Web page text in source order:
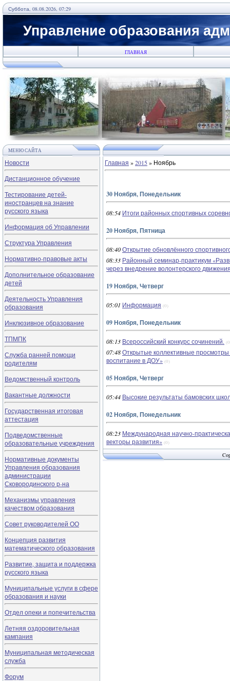
Суббота, 08.08.2026, 07:29
Управление образования
ГЛАВНАЯ
МЕНЮ САЙТА
Новости
Дистанционное обучение
Тестирование детей-
иностранцев на знание
русского языка
Информация об Управлении
Структура Управления
Нормативно-правовые акты
Дополнительное образование
детей
Деятельность Управления
образования
Инклюзивное образование
ТПМПК
Служба ранней помощи
родителям
Ведомственный контроль
Вакантные должности
Государственная итоговая
аттестация
Подведомственные
образовательные учреждения
Нормативные документы
Управления образования
администрации
Сковородинского р-на
Механизмы управления
качеством образования
Совет руководителей ОО
Концепция развития
математического образования
Развитие, защита и поддержка
русского языка
Муниципальные услуги в сфере
образования и науки
Отдел опеки и попечительства
Летняя оздоровительная
кампания
Муниципальная методическая
служба
Форум
Главная »2015» Ноябрь
30 Ноября, Понедельник
08:54 Итоги районных спортивных
20 Ноября, Пятница
08:40Открытие обновлённого
08:33 Районный семинар-практикум
через внедрение волонтерского
19 Ноября, Четверг
05:01 Информация (0)
09 Ноября, Понедельник
08:13 Всероссийский конкурс сочинений.
07:48Открытые коллективные
воспитание в ДОУ» (0)
05 Ноября, Четверг
05:44 Высокие результаты бамовских
02 Ноября, Понедельник
08:23 Международная научно-
векторы развития» (0)